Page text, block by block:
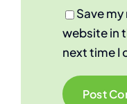
Save
website in
next time I